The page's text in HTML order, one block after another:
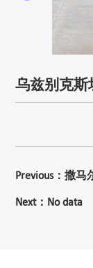
乌兹别克
Previous：撒马
Next：No data